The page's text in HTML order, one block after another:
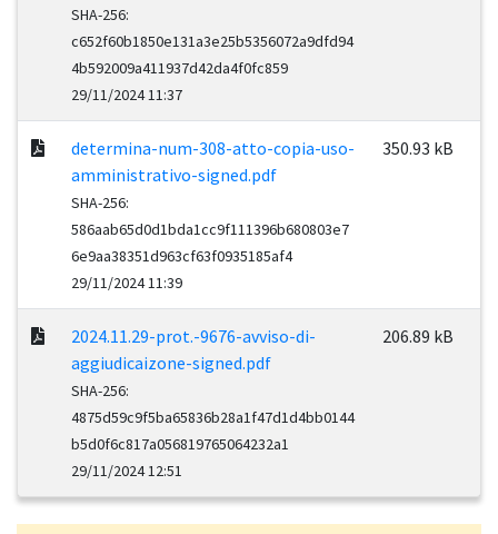
SHA-256:
c652f60b1850e131a3e25b5356072a9dfd94
4b592009a411937d42da4f0fc859
29/11/2024 11:37
determina-num-308-atto-copia-uso-
amministrativo-signed.pdf
SHA-256:
586aab65d0d1bda1cc9f111396b680803e7
6e9aa38351d963cf63f0935185af4
29/11/2024 11:39
350.93 kB
2024.11.29-prot.-9676-avviso-di-
aggiudicaizone-signed.pdf
SHA-256:
4875d59c9f5ba65836b28a1f47d1d4bb0144
b5d0f6c817a056819765064232a1
29/11/2024 12:51
206.89 kB